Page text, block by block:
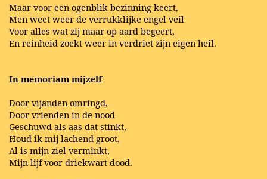
Maar voor een ogenblik bezinning keert,
Men weet weer de verrukklijke engel veil
Voor alles wat zij maar op aard begeert,
En reinheid zoekt weer in verdriet zijn eigen heil.
In memoriam mijzelf
Door vijanden omringd,
Door vrienden in de nood
Geschuwd als aas dat stinkt,
Houd ik mij lachend groot,
Al is mijn ziel verminkt,
Mijn lijf voor driekwart dood.